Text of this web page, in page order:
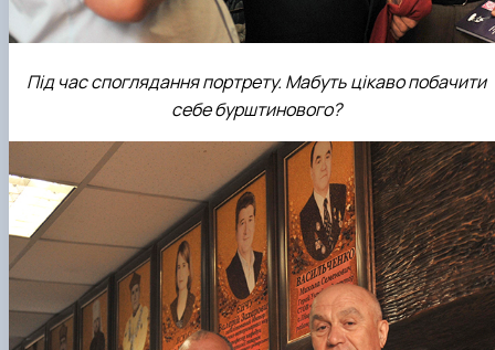
Під час споглядання портрету. Мабуть цікаво побачити
себе бурштинового?